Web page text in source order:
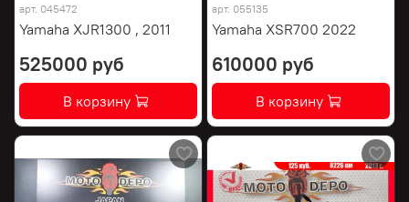
арт. 045472
Yamaha XJR1300 , 2011
525000 руб
В корзину
арт. 055135
Yamaha XSR700 2022
610000 руб
В корзину